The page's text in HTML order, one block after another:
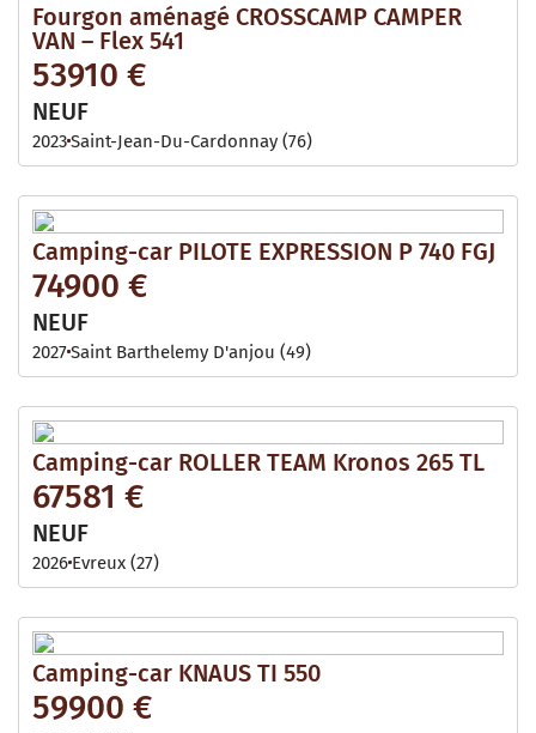
Fourgon aménagé CROSSCAMP CAMPER
VAN – Flex 541
53910 €
NEUF
2023Saint-Jean-Du-Cardonnay (76)
Camping-car PILOTE EXPRESSION P 740 FGJ
74900 €
NEUF
2027Saint Barthelemy D'anjou (49)
Camping-car ROLLER TEAM Kronos 265 TL
67581 €
NEUF
2026 Evreux (27)
Camping-car KNAUS TI 550
59900 €